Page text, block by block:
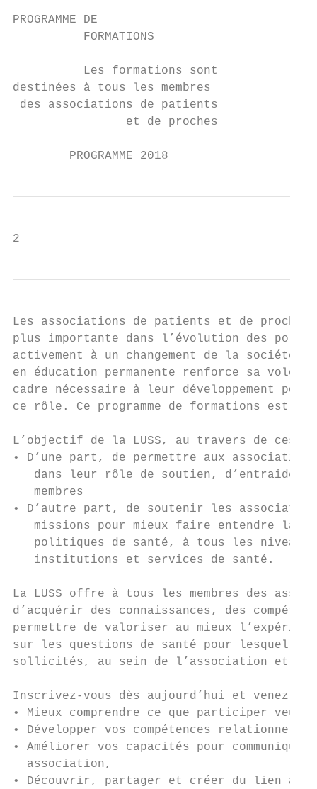
PROGRAMME DE
          FORMATIONS
          Les formations sont
destinées à tous les membres
des associations de patients
                et de proches
        PROGRAMME 2018
2
Les associations de patients et de
plus importante dans l’évolution des
activement à un changement de la société.
en éducation permanente renforce sa
cadre nécessaire à leur développement
ce rôle. Ce programme de formations est
L’objectif de la LUSS, au travers de ces
• D’une part, de permettre aux
dans leur rôle de soutien, d’entraide
   membres
• D’autre part, de soutenir les
missions pour mieux faire entendre la
politiques de santé, à tous les
   institutions et services de santé.
La LUSS offre à tous les membres des
d’acquérir des connaissances, des
permettre de valoriser au mieux
sur les questions de santé pour
sollicités, au sein de l’association et
Inscrivez-vous dès aujourd’hui et venez :
• Mieux comprendre ce que participer veut
• Développer vos compétences
• Améliorer vos capacités pour
  association,
• Découvrir, partager et créer du lien avec